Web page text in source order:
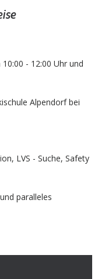
- 12:00 Uhr und
Alpendorf bei
LVS - Suche, Safety
paralleles